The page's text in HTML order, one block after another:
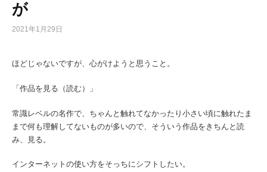
が
2021年1月29日
ほどじゃないですが、心がけようと思うこと。
「作品を見る（読む）」
常識レベルの名作で、ちゃんと触れてなかったり小さい頃に触れたま
まで何も理解してないものが多いので、そういう作品をきちんと読
み、見る。
インターネットの使い方をそっちにシフトしたい。